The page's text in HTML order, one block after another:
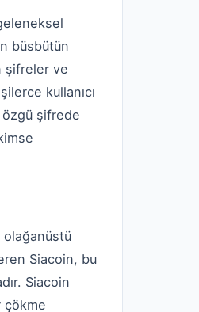
büsbütün
şifreler ve
kullanıcı
özgü şifrede
Siacoin, bu
Siacoin
çökme